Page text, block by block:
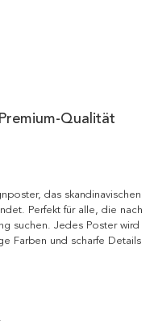
Qualität
das skandinavischen
Perfekt für alle, die nach
suchen. Jedes Poster wird
Farben und scharfe Details